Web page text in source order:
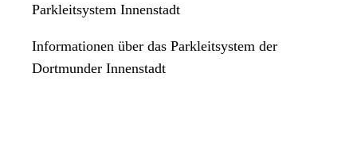
Parkleitsystem Innenstadt
Informationen über das Parkleitsystem der
Dortmunder Innenstadt